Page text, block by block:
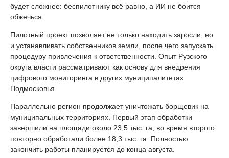
будет сложнее: беспилотнику всё равно, а ИИ не боится
обжечься.
Пилотный проект позволяет не только находить заросли, но
и устанавливать собственников земли, после чего запускать
процедуру привлечения к ответственности. Опыт Рузского
округа власти рассматривают как основу для внедрения
цифрового мониторинга в других муниципалитетах
Подмосковья.
Параллельно регион продолжает уничтожать борщевик на
муниципальных территориях. Первый этап обработки
завершили на площади около 23,5 тыс. га, во время второго
повторно обработали более 18,3 тыс. га. Полностью
закончить работы планируется до конца августа.